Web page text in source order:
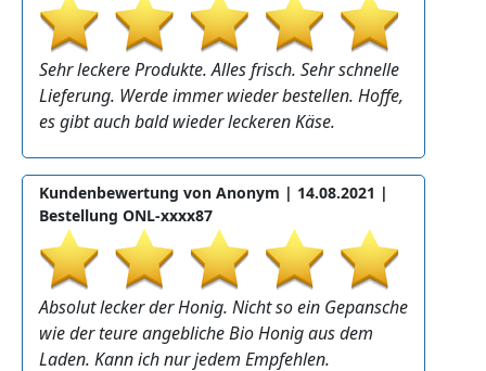
Sehr leckere Produkte. Alles frisch. Sehr schnelle
Lieferung. Werde immer wieder bestellen. Hoffe,
es gibt auch bald wieder leckeren Käse.
Kundenbewertung von Anonym | 14.08.2021 |
Bestellung ONL-xxxx87
Absolut lecker der Honig. Nicht so ein Gepansche
wie der teure angebliche Bio Honig aus dem
Laden. Kann ich nur jedem Empfehlen.